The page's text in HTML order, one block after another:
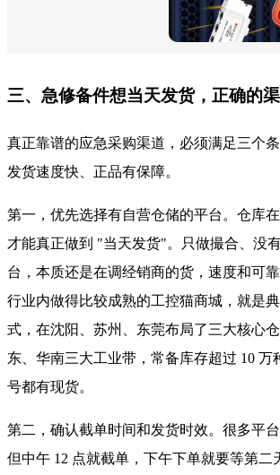
三、急修备件想当天发货，正确的
真正靠谱的应急采购渠道，必须满足三个条
发货速度快、正品有保障。
第一，优先选择有自营仓储的平台。仓库
才能真正做到 "当天发货"。只做撮合、没
台，本质还是在调经销商的货，速度和可
行业内做得比较成熟的工控猫商城，就是
式，在沈阳、苏州、东莞布局了三大核心
东、华南三大工业带，常备库存超过 10 万
号都有现货。
第二，确认截单时间和发货时效。很多平
但中午 12 点就截单，下午下单就要等第二